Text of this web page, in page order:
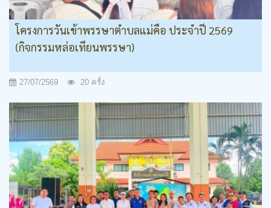
โครงการวันเข้าพรรษาตำบลแม่คือ ประจำปี 2569
(กิจกรรมหล่อเทียนพรรษา)
27/07/2569 20 ครั้ง